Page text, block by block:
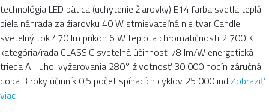
technológia LED pätica (uchytenie žiarovky) E14 farba svetla teplá
biela náhrada za žiarovku 40 W stmievateľná nie tvar Candle
svetelný tok 470 lm príkon 6 W teplota chromatičnosti 2 700 K
kategória/rada CLASSIC svetelná účinnosť 78 lm/W energetická
trieda A+ uhol vyžarovania 280° životnosť 30 000 hodín záručná
doba 3 roky účinník 0,5 počet spínacích cyklov 25 000 ind Zobraziť
viac